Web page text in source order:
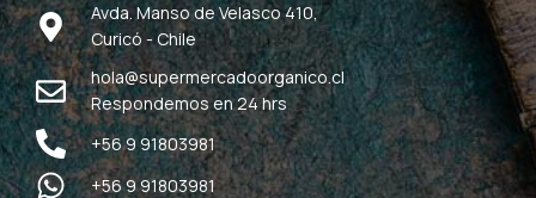
Avda. Manso de Velasco 410,
Curicó - Chile
hola@supermercadoorganico.cl
Respondemos en 24 hrs
+56 9 91803981
+56 9 91803981